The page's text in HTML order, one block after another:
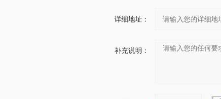
详细地址：
补充说明：